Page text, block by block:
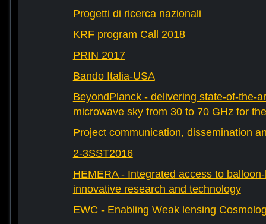
Progetti di ricerca nazionali
KRF program Call 2018
PRIN 2017
Bando Italia-USA
BeyondPlanck - delivering state-of-the-
microwave sky from 30 to 70 GHz for
Project communication, dissemination
2-3SST2016
HEMERA - Integrated access to
innovative research and technology
EWC - Enabling Weak lensing